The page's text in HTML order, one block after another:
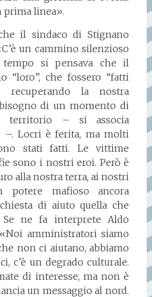
prima linea».
il sindaco di Stignano
un cammino silenzioso
tempo si pensava che il
“loro”, che fossero “fatti
recuperando la nostra
bisogno di un momento di
territorio – si associa
–. Locri è ferita, ma molti
stati fatti. Le vittime
sono i nostri eroi. Però è
alla nostra terra, ai nostri
potere mafioso ancora
di aiuto quella che
ne fa interprete Aldo
amministratori siamo
non ci aiutano, abbiamo
c’è un degrado culturale.
di interesse, ma non è
un messaggio al nord.